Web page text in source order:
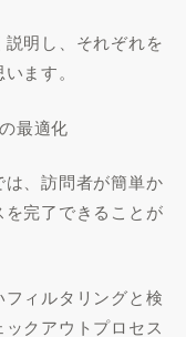
明し、それぞれを
ます。
最適化
、訪問者が簡単か
完了できることが
ィルタリングと検
クアウトプロセス